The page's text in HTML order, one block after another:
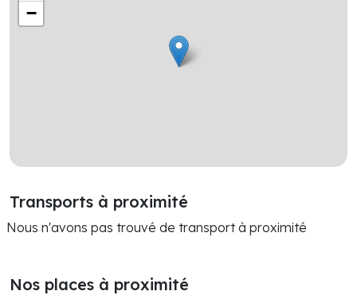
−
Transports à proximité
Nous n'avons pas trouvé de transport à proximité
Nos places à proximité